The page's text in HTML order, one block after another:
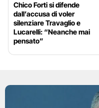
Chico Forti si difende
dall’accusa di voler
silenziare Travaglio e
Lucarelli: “Neanche mai
pensato”